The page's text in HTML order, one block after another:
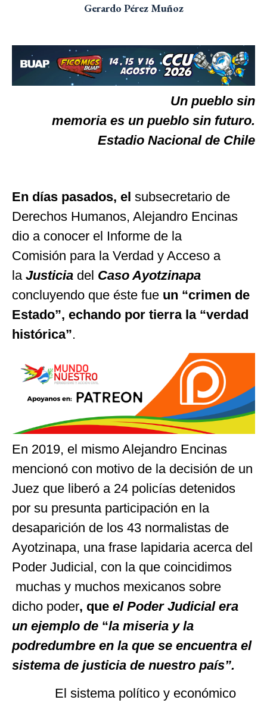
Gerardo Pérez Muñoz
Un pueblo sin
memoria es un pueblo sin futuro.
Estadio Nacional de Chile
En días pasados, el subsecretario de
Derechos Humanos, Alejandro Encinas
dio a conocer el Informe de la
Comisión para la Verdad y Acceso a
la Justicia del Caso Ayotzinapa
concluyendo que éste fue un “crimen de
Estado”, echando por tierra la “verdad
histórica”.
En 2019, el mismo Alejandro Encinas
mencionó con motivo de la decisión de un
Juez que liberó a 24 policías detenidos
por su presunta participación en la
desaparición de los 43 normalistas de
Ayotzinapa, una frase lapidaria acerca del
Poder Judicial, con la que coincidimos
muchas y muchos mexicanos sobre
dicho poder, que el Poder Judicial era
un ejemplo de “la miseria y la
podredumbre en la que se encuentra el
sistema de justicia de nuestro país”.
El sistema político y económico